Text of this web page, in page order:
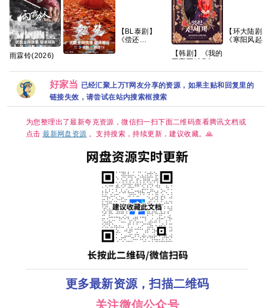
雨霖铃(2026)
质/简中字幕/夸
克/百度网盘
【单集1～
8GB】
4K超清【国语
中字】【SDR
DDP5.1】【完
结】网盘资源观
看
【BL泰剧】
《偿还
【泰语中字】
【共10集】
【韩剧】《我的
王室死对头》林
智妍 许南俊 张
玟锡 蔡书安 金
【环大陆剧
《寒阳风起
字/三无版】
【共16集】
好家当 已经汇聚上万T网友分享的资源，如果主贴和回复里的
链接失效，请尝试在站内搜索框搜索
为您整理出了最新夸克资源，微信扫一扫下面二维码查看腾讯文档或
点击最新网盘资源 。支持搜索，持续更新，建议收藏。🙏
更多最新资源，扫描二维码
关注微信公众号